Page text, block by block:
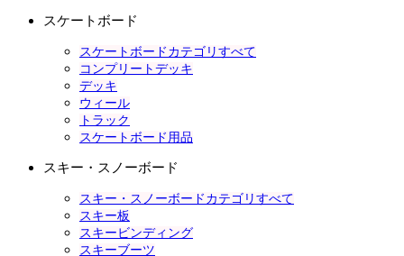
スケートボード
スケートボードカテゴリすべて
コンプリートデッキ
デッキ
ウィール
トラック
スケートボード用品
スキー・スノーボード
スキー・スノーボードカテゴリすべて
スキー板
スキービンディング
スキーブーツ